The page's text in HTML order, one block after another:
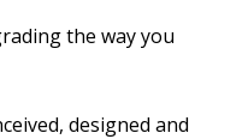
the way you
designed and